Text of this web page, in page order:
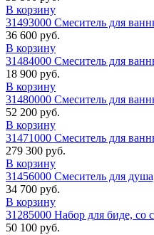
В корзину
31493000 Смеситель для
36 600 руб.
В корзину
31484000 Смеситель для
18 900 руб.
В корзину
31480000 Смеситель для
52 200 руб.
В корзину
31471000 Смеситель для
279 300 руб.
В корзину
31456000 Смеситель для
34 700 руб.
В корзину
31285000 Набор для биде, со
50 100 руб.